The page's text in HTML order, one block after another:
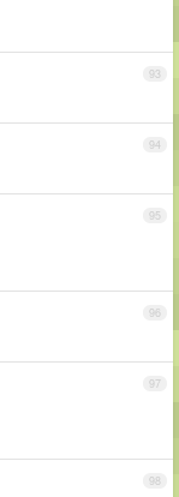
93
94
95
96
97
98